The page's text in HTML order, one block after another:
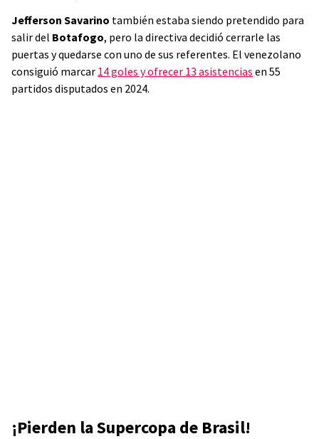
Jefferson Savarino también estaba siendo pretendido para
salir del Botafogo, pero la directiva decidió cerrarle las
puertas y quedarse con uno de sus referentes. El venezolano
consiguió marcar 14 goles y ofrecer 13 asistencias en 55
partidos disputados en 2024.
¡Pierden la Supercopa de Brasil!